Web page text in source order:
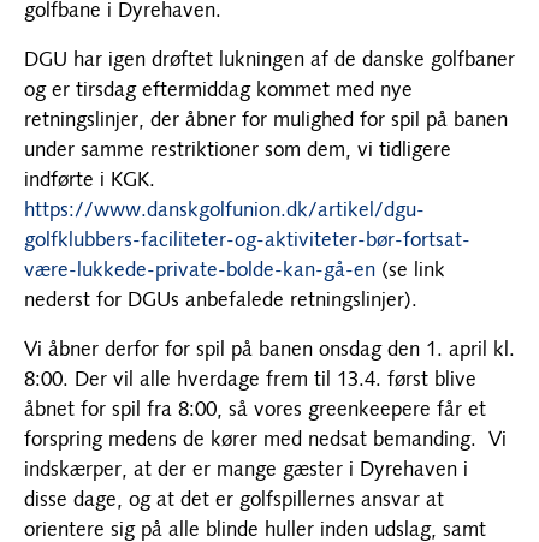
golfbane i Dyrehaven.
DGU har igen drøftet lukningen af de danske golfbaner
og er tirsdag eftermiddag kommet med nye
retningslinjer, der åbner for mulighed for spil på banen
under samme restriktioner som dem, vi tidligere
indførte i KGK.
https://www.danskgolfunion.dk/artikel/dgu-
golfklubbers-faciliteter-og-aktiviteter-bør-fortsat-
være-lukkede-private-bolde-kan-gå-en (se link
nederst for DGUs anbefalede retningslinjer).
Vi åbner derfor for spil på banen onsdag den 1. april kl.
8:00. Der vil alle hverdage frem til 13.4. først blive
åbnet for spil fra 8:00, så vores greenkeepere får et
forspring medens de kører med nedsat bemanding. Vi
indskærper, at der er mange gæster i Dyrehaven i
disse dage, og at det er golfspillernes ansvar at
orientere sig på alle blinde huller inden udslag, samt